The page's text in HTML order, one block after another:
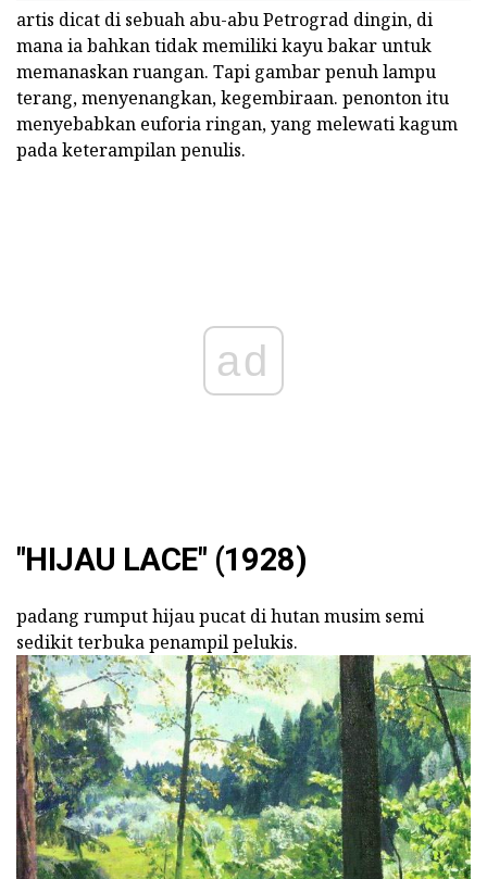
artis dicat di sebuah abu-abu Petrograd dingin, di
mana ia bahkan tidak memiliki kayu bakar untuk
memanaskan ruangan. Tapi gambar penuh lampu
terang, menyenangkan, kegembiraan. penonton itu
menyebabkan euforia ringan, yang melewati kagum
pada keterampilan penulis.
ad
"HIJAU LACE" (1928)
padang rumput hijau pucat di hutan musim semi
sedikit terbuka penampil pelukis.